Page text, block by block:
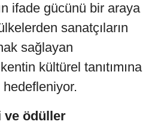
ifade gücünü bir araya
sanatçıların
sağlayan
kültürel tanıtımına
hedefleniyor.
ve ödüller